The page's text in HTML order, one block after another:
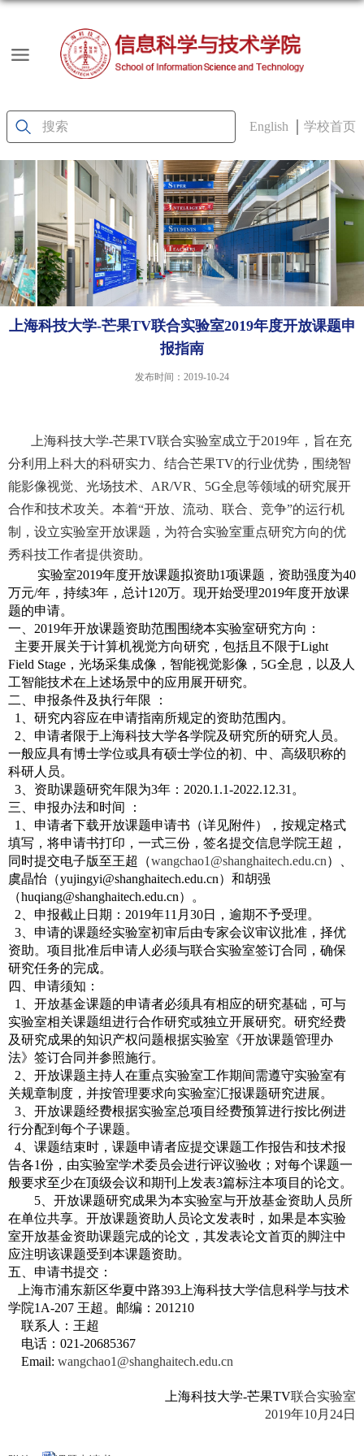
English 学校首页
上海科技大学-芒果TV联合实验室2019年度开放课题申
报指南
发布时间：2019-10-24
上海科技大学-芒果TV联合实验室成立于2019年，旨在充
分利用上科大的科研实力、结合芒果TV的行业优势，围绕智
能影像视觉、光场技术、 AR/VR 5G全息等领域的研究展开
合作和技术攻关。本着“开放、流动、联合、竞争”的运行机
制，设立实验室开放课题，为符合实验室重点研究方向的优
秀科技工作者提供资助。
实验室2019年度开放课题拟资助1项课题，资助强度为40
万元/年，持续3年，总计120万。现开始受理2019年度开放课
题的申请。
一、 2019年开放课题资助范围围绕本实验室研究方向：
主要开展关于计算机视觉方向研究，包括且不限于Light
Field Stage ，光场采集成像，智能视觉影像， 5G全息，以及人
工智能技术在上述场景中的应用展开研究。
二、申报条件及执行年限 ：
1
、研究内容应在申请指南所规定的资助范围内。
2 、申请者限于上海科技大学各学院及研究所的研究人员。
一般应具有博士学位或具有硕士学位的初、中、高级职称的
科研人员。
3 、资助课题研究年限为3年： 2020.1.1-2022.12.31 。
三、申报办法和时间 ：
1
、申请者下载开放课题申请书（详见附件），按规定格式
填写，将申请书打印，一式三份，签名提交信息学院王超，
同时提交电子版至王超（wangchao1@shanghaitech.edu.cn）、
虞晶怡（yujingyi@shanghaitech.edu.cn）和胡强
（huqiang@shanghaitech.edu.cn）。
2 、申报截止日期： 2019年11 月 30日，逾期不予受理。
3 、申请的课题经实验室初审后由专家会议审议批准，择优
资助。项目批准后申请人必须与联合实验室签订合同，确保
研究任务的完成。
四、申请须知：
1
、开放基金课题的申请者必须具有相应的研究基础，可与
实验室相关课题组进行合作研究或独立开展研究。研究经费
及研究成果的知识产权问题根据实验室《开放课题管理办
法》签订合同并参照施行。
2 、开放课题主持人在重点实验室工作期间需遵守实验室有
关规章制度，并按管理要求向实验室汇报课题研究进展。
3 、开放课题经费根据实验室总项目经费预算进行按比例进
行分配到每个子课题。
4 、课题结束时，课题申请者应提交课题工作报告和技术报
告各1份，由实验室学术委员会进行评议验收；对每个课题一
般要求至少在顶级会议和期刊上发表3篇标注本项目的论文。
5、开放课题研究成果为本实验室与开放基金资助人员所
在单位共享。开放课题资助人员论文发表时，如果是本实验
室开放基金资助课题完成的论文，其发表论文首页的脚注中
应注明该课题受到本课题资助。
五、申请书提交：
上海市浦东新区华夏中路393 上海科技大学信息科学与技术
学院1A-207 王超。邮编： 201210
联系人：王超
电话： 021-20685367
Email: wangchao1@shanghaitech.edu.cn
上海科技大学-芒果TV联合实验室
2019年10月 24日